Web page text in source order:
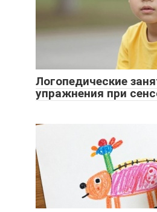
Логопедические
упражнения при